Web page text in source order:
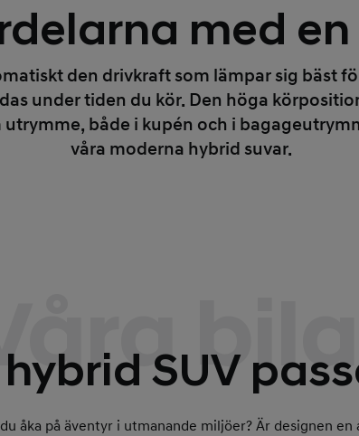
med en
den drivkraft som lämpar sig bäst
under tiden du kör. Den höga
både i kupén och i
våra moderna hybrid suvar.
SUV
åka på äventyr i utmanande miljöer? Är designen